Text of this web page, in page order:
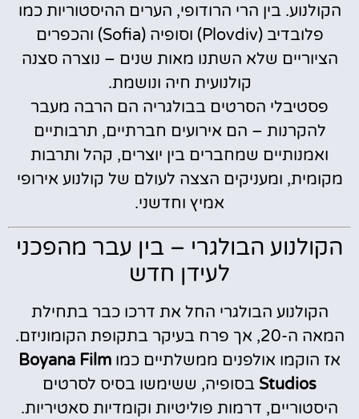
הקולנוע. בין הרי הרודופי, הערים ההיסטוריות כמו
פלובדיב (Plovdiv) וסופיה (Sofia) והכפרים
הציוריים שלא השתנו מאות שנים – נוצרה סצנה
קולנועית חיה ונושמת.
פסטיבלי הסרטים בבולגריה הם הרבה מעבר
להקרנות – הם אירועים חברתיים, תרבותיים
ואמנותיים שמחברים בין יוצרים, קהל ותרבות
מקומית, ומעניקים הצצה לעולם של קולנוע אירופי
אמיץ וחדשני.
הקולנוע הבולגרי – בין עבר מהפכני
לעידן חדש
הקולנוע הבולגרי החל את דרכו כבר בתחילת
המאה ה-20, אך פרח בעיקר בתקופת הקומוניזם.
אז הוקמו אולפנים ממשלתיים כמו Boyana Film
Studios בסופיה, ששימשו בסיס לסרטים
היסטוריים, דרמות פוליטיות וקומדיות סאטיריות.